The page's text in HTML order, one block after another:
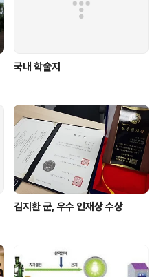
국내 학술지
김지환 군, 우수 인재상 수상